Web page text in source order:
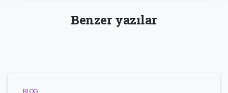
Benzer yazılar
BLOG